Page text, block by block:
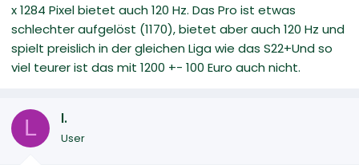
x 1284 Pixel bietet auch 120 Hz. Das Pro ist etwas
schlechter aufgelöst (1170), bietet aber auch 120 Hz und
spielt preislich in der gleichen Liga wie das S22+Und so
viel teurer ist das mit 1200 +- 100 Euro auch nicht.
L l.
User